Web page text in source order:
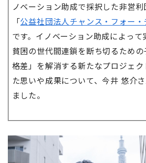
ノベーション助成で採択した非営利
「公益社団法人チャンス・フォー
です。イノベーション助成によって
貧困の世代間連鎖を断ち切るため
格差」を解消する新たなプロジェ
た思いや成果について、今井 悠介
ました。